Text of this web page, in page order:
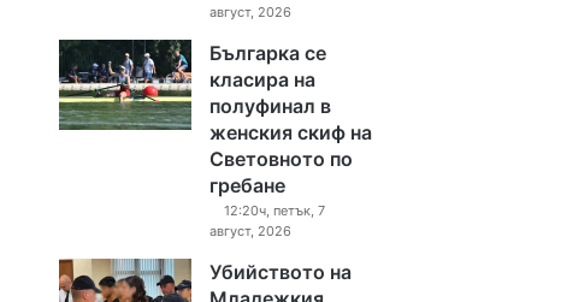
август, 2026
Българка се
класира на
полуфинал в
женския скиф на
Световното по
гребане
12:20ч, петък, 7
август, 2026
Убийството на